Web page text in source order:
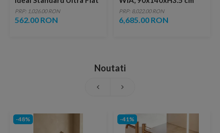
90x90 cm alb
PRP: 1,026.00 RON
562.00 RON
marmura sintetica
neagra, capac crom
PRP: 8,022.00 RON
6,685.00 RON
Noutati
-48% -41%